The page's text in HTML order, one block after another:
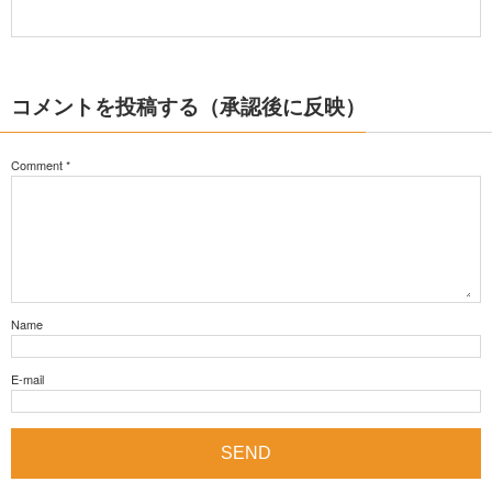
コメントを投稿する（承認後に反映）
Comment*
Name
E-mail